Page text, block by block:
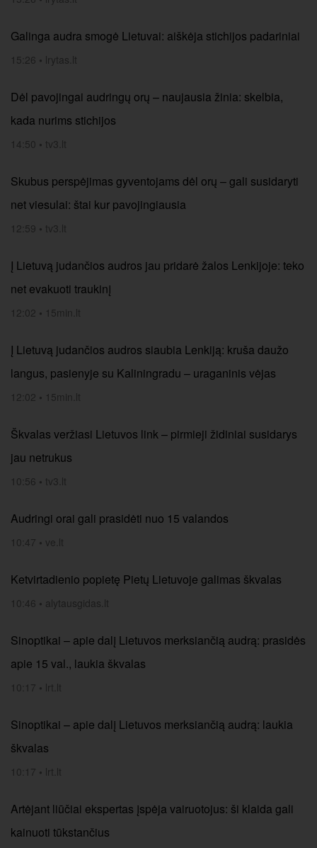
Galinga audra smogė Lietuvai: aiškėja stichijos padariniai
15:26 • lrytas.lt
Dėl pavojingai audringų orų – naujausia žinia: skelbia,
kada nurims stichijos
14:50 • tv3.lt
Skubus perspėjimas gyventojams dėl orų – gali susidaryti
net viesulai: štai kur pavojingiausia
12:59 • tv3.lt
Į Lietuvą judančios audros jau pridarė žalos Lenkijoje: teko
net evakuoti traukinį
12:02 • 15min.lt
Į Lietuvą judančios audros siaubia Lenkiją: kruša daužo
langus, pasienyje su Kaliningradu – uraganinis vėjas
12:02 • 15min.lt
Škvalas veržiasi Lietuvos link – pirmieji židiniai susidarys
jau netrukus
10:56 • tv3.lt
Audringi orai gali prasidėti nuo 15 valandos
10:47 • ve.lt
Ketvirtadienio popietę Pietų Lietuvoje galimas škvalas
10:46 • alytausgidas.lt
Sinoptikai – apie dalį Lietuvos merksiančią audrą: prasidės
apie 15 val., laukia škvalas
10:17 • lrt.lt
Sinoptikai – apie dalį Lietuvos merksiančią audrą: laukia
škvalas
10:17 • lrt.lt
Artėjant liūčiai ekspertas įspėja vairuotojus: ši klaida gali
kainuoti tūkstančius